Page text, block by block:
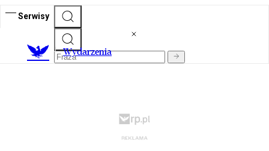
Serwisy
Wydarzenia